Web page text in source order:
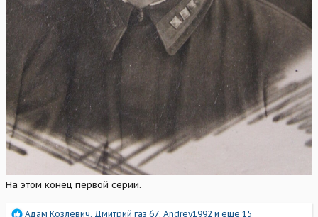
На этом конец первой серии.
Р
Адам Козлевич, Дмитрий газ 67, Andrey1992 и еще 15